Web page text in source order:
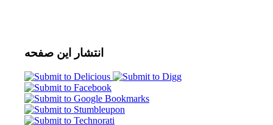
انتشار این صفحه